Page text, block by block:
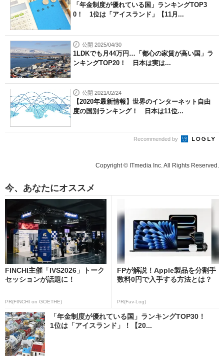
「年金制度が優れている国」ランキングTOP3
0！ 1位は「アイスランド」【11月...
公開 2025/04/30
1LDKでも月44万円…「都心の家賃が高い国」ラ
ンキングTOP20！ 日本は実は...
公開 2021/02/24
【2020年最新情報】世界のインターネット自由
度の国別ランキング！ 日本は11位...
Recommended by
Copyright © ITmedia Inc. All Rights Reserved.
今、あなたにオススメ
FINCHI主催「IVS2026」トーク
セッションが話題に！
PR(FINCHI on GOETHE)
FPが解説！Apple製品を分割手
数料0円で入手する方法とは？
PR(Fav-Log)
「年金制度が優れている国」ランキングTOP30！
1位は「アイスランド」！【20...